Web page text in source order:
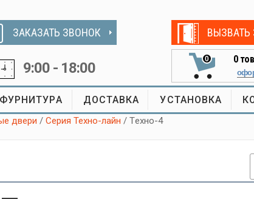
ЗАКАЗАТЬ ЗВОНОК
9:00 - 18:00
0 0
ФУРНИТУРА ДОСТАВКА УСТАНОВКА
двери /Серия Техно-лайн / Tехно-4